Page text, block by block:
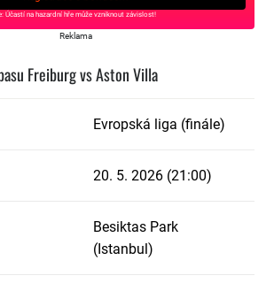
Účastí na hazardní hře může vzniknout závislost!
Reklama
Freiburg vs Aston Villa
Evropská liga (finále)
20. 5. 2026 (21:00)
Besiktas Park
(Istanbul)